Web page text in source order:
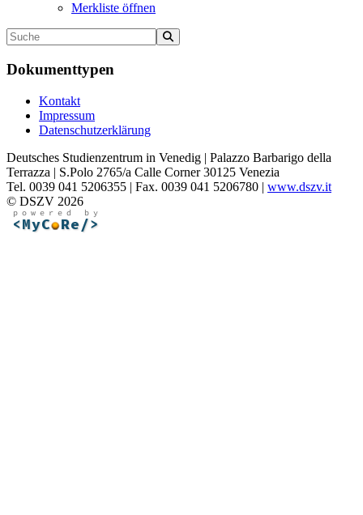
Merkliste öffnen
Dokumenttypen
Kontakt
Impressum
Datenschutzerklärung
Deutsches Studienzentrum in Venedig | Palazzo Barbarigo della
Terrazza | S.Polo 2765/a Calle Corner 30125 Venezia
Tel. 0039 041 5206355 | Fax. 0039 041 5206780 | www.dszv.it
© DSZV 2026